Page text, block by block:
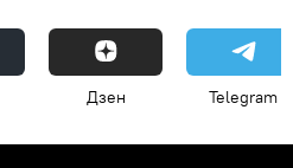
Дзен Telegram